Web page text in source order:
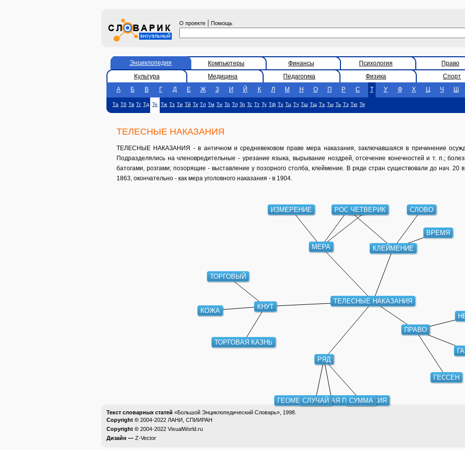
О проекте | Помощь
Энциклопедия Компьютеры Финансы Психология Право
Культура
Медицина Педагогика Физика Спорт
А
Б В Г Д Е Ж З И Й К Л М Н О П Р С Т У Ф Х Ц Ч Ш
Та Тб Тв Тг Тд Те Тж Тз Ти Тй Тк Тл Тм Тн То Тп Тр Тс Тт Ту Тф Тх Тц Тч Тш Тщ Тъ Ты Ть Тэ Тю Тя
ТЕЛЕСНЫЕ НАКАЗАНИЯ
ТЕЛЕСНЫЕ НАКАЗАНИЯ - в античном и средневековом праве мера наказания, заключавшаяся в причинение
Подразделялись на членовредительные - урезание языка, вырывание ноздрей, отсечение конечностей и т. п.;
батогами, розгами; позорящие - выставление у позорного столба, клеймение. В ряде стран существовали до нач. 20
1863, окончательно - как мера уголовного наказания - в 1904.
ТЕЛЕСНЫЕ НАКАЗАНИЯ
КЛЕЙМЕНИЕ
КНУТ
МЕРА
ПРАВО
РЯД
СЛОВО
ВРЕМЯ
РОССИЯ
ТОРГОВАЯ КАЗНЬ
ТОРГОВЫЙ
КОЖА
ЧЕТВЕРИК
ИЗМЕРЕНИЕ
ГЕССЕН
ГЕОМЕТРИЧЕСКАЯ ПРОГРЕССИЯ
СУММА
СЛУЧАЙ
Текст словарных статей «Большой Энциклопедический Словарь», 1998.
Copyright © 2004-2022 ЛАНИ, СПИИРАН
Copyright © 2004-2022 VisualWorld.ru
Дизайн — Z-Vector